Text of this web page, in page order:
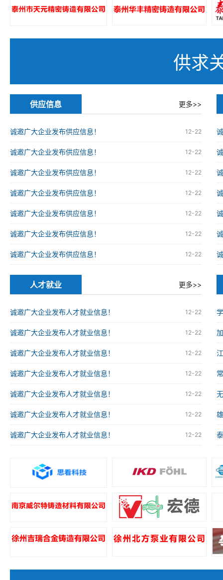
供求
供应信息 更多>>
12-22
诚邀广大企业发布供应信息！
12-22
诚邀广大企业发布供应信息！
12-22
诚邀广大企业发布供应信息！
12-22
诚邀广大企业发布供应信息！
12-22
诚邀广大企业发布供应信息！
12-22
诚邀广大企业发布供应信息！
12-22
诚邀广大企业发布供应信息！
人才就业 更多>>
12-22
诚邀广大企业发布人才就业信息！
12-22
诚邀广大企业发布人才就业信息！
12-22
诚邀广大企业发布人才就业信息！
12-22
诚邀广大企业发布人才就业信息！
12-22
诚邀广大企业发布人才就业信息！
12-22
诚邀广大企业发布人才就业信息！
12-22
诚邀广大企业发布人才就业信息！